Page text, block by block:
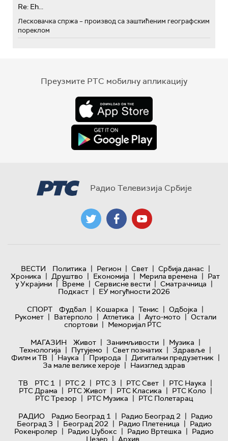
Re: Eh...
Лесковачка спржа – производ са заштићеним географским
пореклом
Преузмите РТС мобилну апликацију
Радио Телевизија Србије
ВЕСТИ Политика | Регион | Свет | Србија данас |
Хроника | Друштво | Економија | Мерила времена | Рат
у Украјини | Време | Сервисне вести | Сматрачница |
Подкаст | ЕУ могућности 2026
СПОРТ
Фудбал | Кошарка | Тенис | Одбојка |
Рукомет | Ватерполо | Атлетика | Ауто-мото | Остали
спортови | Меморијал РТС
МАГАЗИН
Живот | Занимљивости | Музика |
Технологијa | Путујемо | Свет познатих | Здравље |
Филм и ТВ | Наука | Природа | Дигитални предузетник |
За мале велике хероје | Наизглед здрав
ТВ
РТС 1 | РТС 2 | РТС 3 | РТС Свет | РТС Наука |
РТС Драма | РТС Живот | РТС Класика | РТС Коло |
РТС Трезор | РТС Музика | РТС Полетарац
РАДИО
Радио Београд 1 | Радио Београд 2 | Радио
Београд 3 | Београд 202 | Радио Плетеница | Радио
Рокенролер | Радио Џубокс | Радио Вртешка | Радио
Џезер | Архив